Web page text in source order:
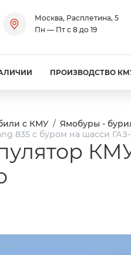
Москва, Расплетина, 5
Пн — Пт с 8 до 19
ПРОИЗВОДСТВО
с КМУ
Ямобуры -
835 с буром на шасси